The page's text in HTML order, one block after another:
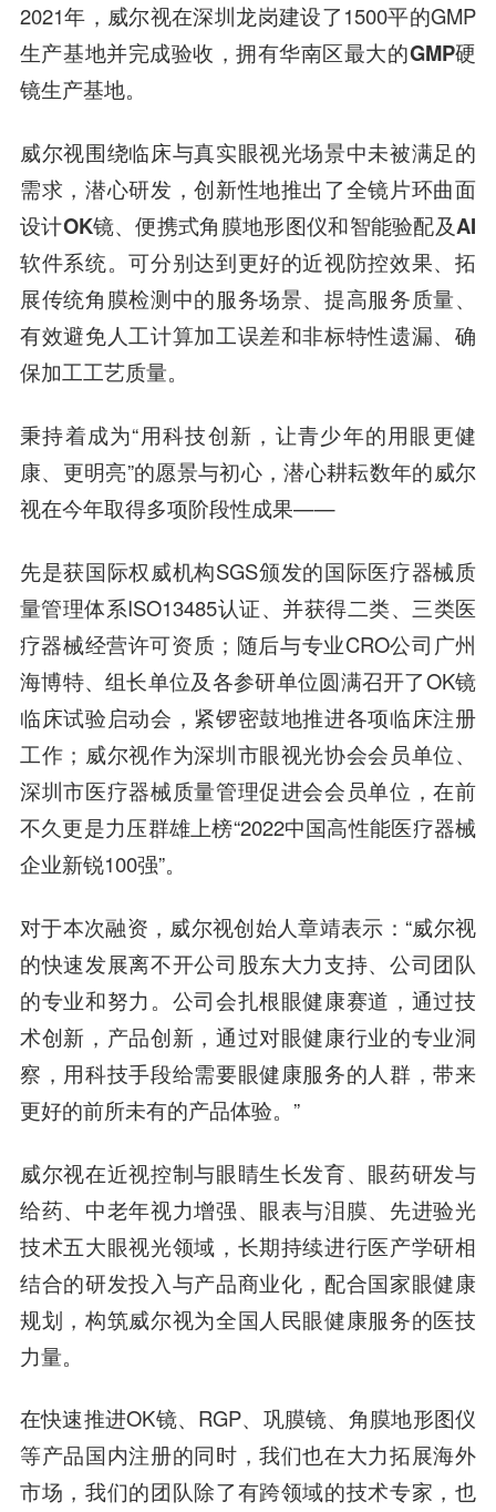
2021年，威尔视在深圳龙岗建设了1500平的GMP
生产基地并完成验收，拥有华南区最大的GMP硬
镜生产基地。
威尔视围绕临床与真实眼视光场景中未被满足的
需求，潜心研发，创新性地推出了全镜片环曲面
设计OK镜、便携式角膜地形图仪和智能验配及AI
软件系统。可分别达到更好的近视防控效果、拓
展传统角膜检测中的服务场景、提高服务质量、
有效避免人工计算加工误差和非标特性遗漏、确
保加工工艺质量。
秉持着成为“用科技创新，让青少年的用眼更健
康、更明亮”的愿景与初心，潜心耕耘数年的威尔
视在今年取得多项阶段性成果——
先是获国际权威机构SGS颁发的国际医疗器械质
量管理体系ISO13485认证、并获得二类、三类医
疗器械经营许可资质；随后与专业CRO公司广州
海博特、组长单位及各参研单位圆满召开了OK镜
临床试验启动会，紧锣密鼓地推进各项临床注册
工作；威尔视作为深圳市眼视光协会会员单位、
深圳市医疗器械质量管理促进会会员单位，在前
不久更是力压群雄上榜“2022中国高性能医疗器械
企业新锐100强”。
对于本次融资， 威尔视创始人章靖表示：“威尔视
的快速发展离不开公司股东大力支持、公司团队
的专业和努力。公司会扎根眼健康赛道，通过技
术创新，产品创新，通过对眼健康行业的专业洞
察，用科技手段给需要眼健康服务的人群，带来
更好的前所未有的产品体验。”
威尔视在近视控制与眼睛生长发育、眼药研发与
给药、中老年视力增强、眼表与泪膜、先进验光
技术五大眼视光领域，长期持续进行医产学研相
结合的研发投入与产品商业化，配合国家眼健康
规划，构筑威尔视为全国人民眼健康服务的医技
力量。
在快速推进OK镜、RGP、巩膜镜、角膜地形图仪
等产品国内注册的同时，我们也在大力拓展海外
市场，我们的团队除了有跨领域的技术专家，也